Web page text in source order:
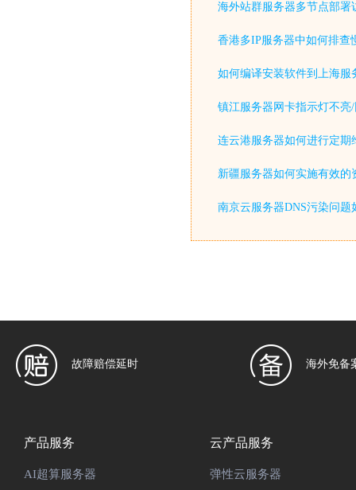
海外站群服务器多节点部署
香港多IP服务器中如何排查
如何编译安装软件到上海服
镇江服务器网卡指示灯不亮
连云港服务器如何进行定期
新疆服务器如何实施有效的
南京云服务器DNS污染问题
故障赔偿延时 海外免备
产品服务
AI超算服务器
云产品服务
弹性云服务器